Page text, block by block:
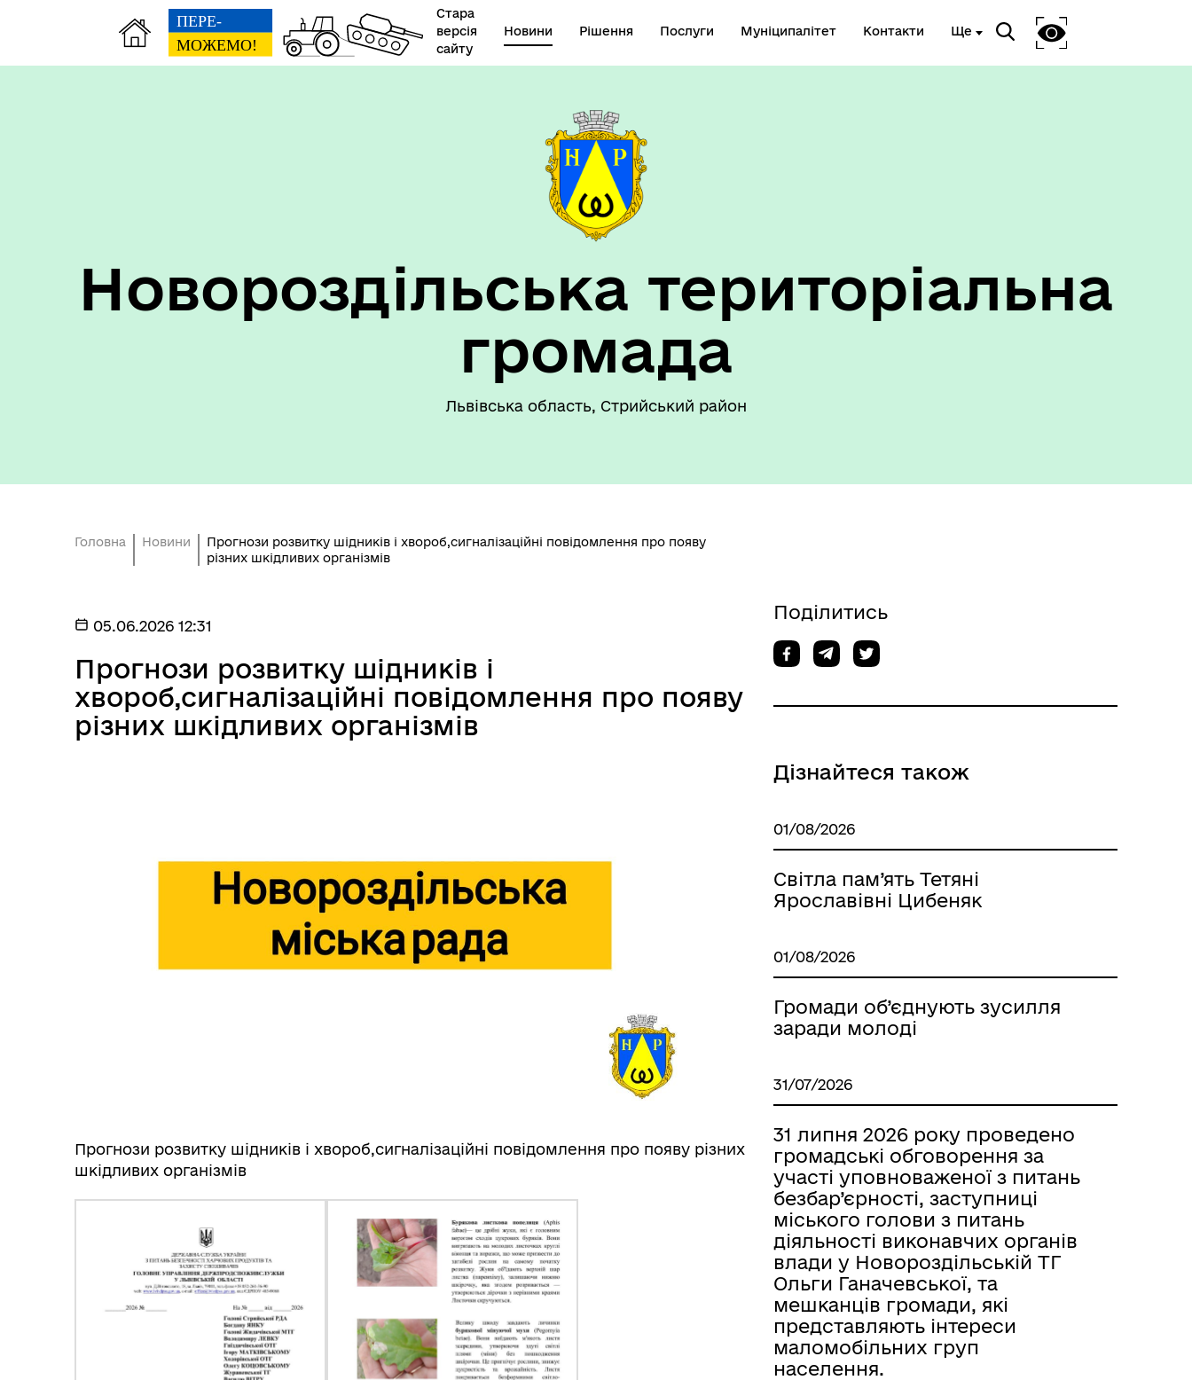
Стара
версія
сайту
Новини Рішення Послуги Муніципалітет Контакти Ще
Оплата праці
НОВОРОЗДІЛЬСЬКОЇ
ТЕРИТОРІАЛЬНОЇ ГРОМАДИ
Діяльність
Новороздільська територіальна
громада
Львівська область, Стрийський район
Головна Новини
Прогнози розвитку шідників і хвороб,сигналізаційні повідомлення про появу
різних шкідливих організмів
05.06.2026 12:31
Прогнози розвитку шідників і
хвороб,сигналізаційні повідомлення про появу
різних шкідливих організмів
Прогнози розвитку шідників і хвороб,сигналізаційні повідомлення про появу різних
шкідливих організмів
Поділитись
Дізнайтеся також
01/08/2026
Світла пам’ять Тетяні
Ярославівні Цибеняк
01/08/2026
Громади об’єднують зусилля
заради молоді
31/07/2026
31 липня 2026 року проведено
громадські обговорення за
участі уповноваженої з питань
безбар’єрності, заступниці
міського голови з питань
діяльності виконавчих органів
влади у Новороздільській ТГ
Ольги Ганачевської, та
мешканців громади, які
представляють інтереси
маломобільних груп
населення.